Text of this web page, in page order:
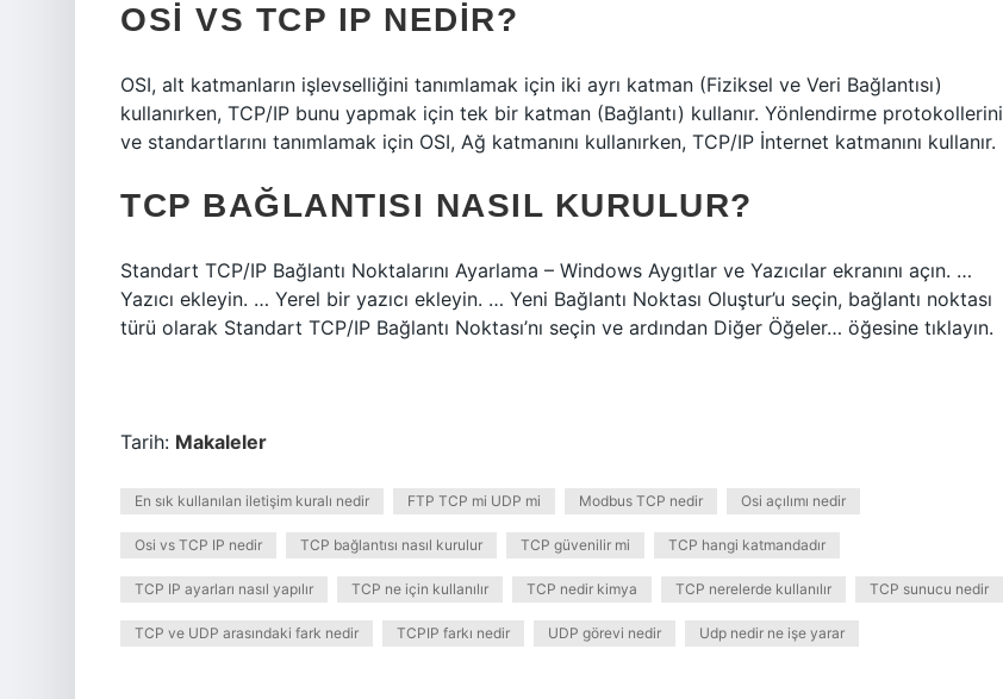
OSI VS TCP IP NEDIR?
OSI, alt katmanların işlevselliğini tanımlamak için iki ayrı katman (Fiziksel ve Veri Bağlantısı)
kullanırken, TCP/IP bunu yapmak için tek bir katman (Bağlantı) kullanır. Yönlendirme protokollerini
ve standartlarını tanımlamak için OSI, Ağ katmanını kullanırken, TCP/IP İnternet katmanını kullanır.
TCP BAĞLANTISI NASIL KURULUR?
Standart TCP/IP Bağlantı Noktalarını Ayarlama – Windows Aygıtlar ve Yazıcılar ekranını açın. …
Yazıcı ekleyin. … Yerel bir yazıcı ekleyin. … Yeni Bağlantı Noktası Oluştur’u seçin, bağlantı noktası
türü olarak Standart TCP/IP Bağlantı Noktası’nı seçin ve ardından Diğer Öğeler… öğesine tıklayın.
Tarih: Makaleler
En sık kullanılan iletişim kuralı nedir FTP TCP mi UDP mi Modbus TCP nedir Osi açılımı nedir
Osi vs TCP IP nedir TCP bağlantısı nasıl kurulur TCP güvenilir mi TCP hangi katmandadır
TCP IP ayarları nasıl yapılır TCP ne için kullanılır TCP nedir kimya TCP nerelerde kullanılır TCP sunucu nedir
TCP ve UDP arasındaki fark nedir TCPIP farkı nedir UDP görevi nedir Udp nedir ne işe yarar